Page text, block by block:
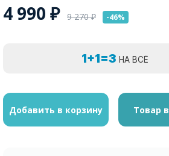
4 990 ₽ 9 270₽ -46%
1+1=3 НА ВСЁ
Добавить в корзину Товар